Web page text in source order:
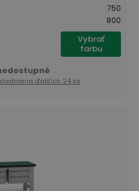
750
800
Vybrať
farbu
ďalších 24 ks